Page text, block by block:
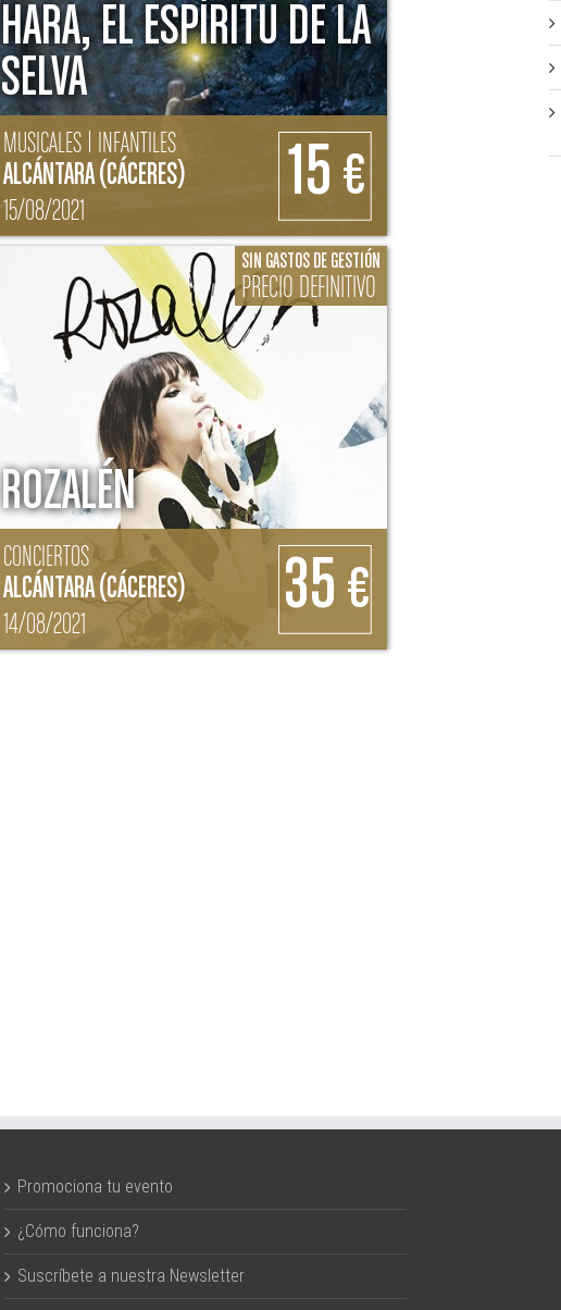
HARA, EL ESPÍRITU DE LA
SELVA
MUSICALES | INFANTILES
ALCÁNTARA (CÁCERES)
15/08/2021
15 €
SIN GASTOS DE GESTIÓN
PRECIO DEFINITIVO
ROZALÉN
CONCIERTOS
ALCÁNTARA (CÁCERES)
14/08/2021
35 €
Promociona tu evento
¿Cómo funciona?
Suscríbete a nuestra Newsletter